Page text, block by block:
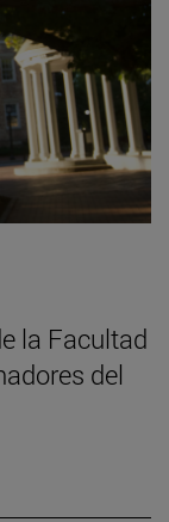
la Facultad
del